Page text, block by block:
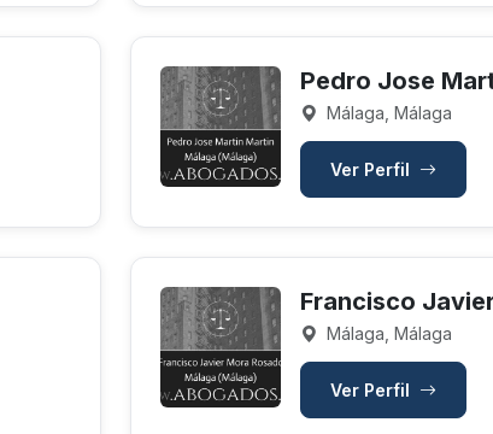
Pedro Jose
Málaga, Málaga
Ver Perfil
Francisco
Málaga, Málaga
Ver Perfil